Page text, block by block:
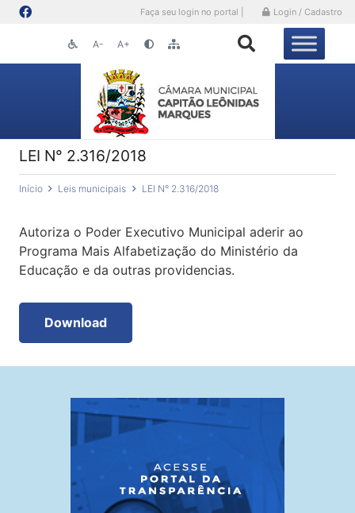
Faça seu login no portal | Login / Cadastro
A- A+
LEI N° 2.316/2018
Início Leis municipais LEI N° 2.316/2018
Autoriza o Poder Executivo Municipal aderir ao
Programa Mais Alfabetização do Ministério da
Educação e da outras providencias.
Download